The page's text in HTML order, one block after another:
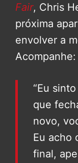
Fair, Chris
próxima
envolver a
Acompanhe:
“Eu
que
novo,
Eu acho
final,